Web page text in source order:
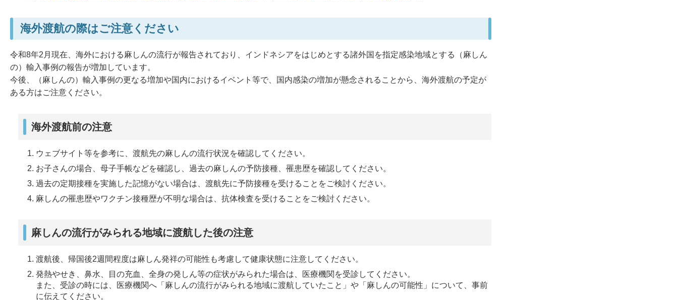
海外渡航の際はご注意ください
令和8年2月現在、海外における麻しんの流行が報告されており、インドネシアをはじめとする諸外国を指定感染地域とする（麻しん
の）輸入事例の報告が増加しています。
今後、（麻しんの）輸入事例の更なる増加や国内におけるイベント等で、国内感染の増加が懸念されることから、海外渡航の予定が
ある方はご注意ください。
海外渡航前の注意
ウェブサイト等を参考に、渡航先の麻しんの流行状況を確認してください。
お子さんの場合、母子手帳などを確認し、過去の麻しんの予防接種、罹患歴を確認してください。
過去の定期接種を実施した記憶がない場合は、渡航先に予防接種を受けることをご検討ください。
麻しんの罹患歴やワクチン接種歴が不明な場合は、抗体検査を受けることをご検討ください。
麻しんの流行がみられる地域に渡航した後の注意
渡航後、帰国後2週間程度は麻しん発祥の可能性も考慮して健康状態に注意してください。
発熱やせき、鼻水、目の充血、全身の発しん等の症状がみられた場合は、医療機関を受診してください。
また、受診の時には、医療機関へ「麻しんの流行がみられる地域に渡航していたこと」や「麻しんの可能性」について、事前
に伝えてください。